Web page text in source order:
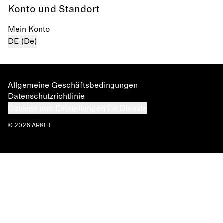
Konto und Standort
Mein Konto
DE (De)
Allgemeine Geschäftsbedingungen
Datenschutzrichtlinie
© 2026 ARKET